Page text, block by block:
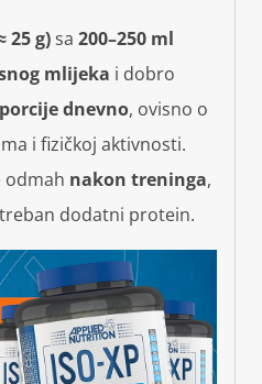
25 g) sa 200–250 ml
mlijeka i dobro
dnevno, ovisno o
i fizičkoj aktivnosti.
odmah nakon treninga,
dodatni protein.